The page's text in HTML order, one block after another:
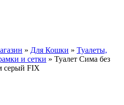
» Для Кошки » Туалеты,
и сетки » Туалет Сима без
серый FIX